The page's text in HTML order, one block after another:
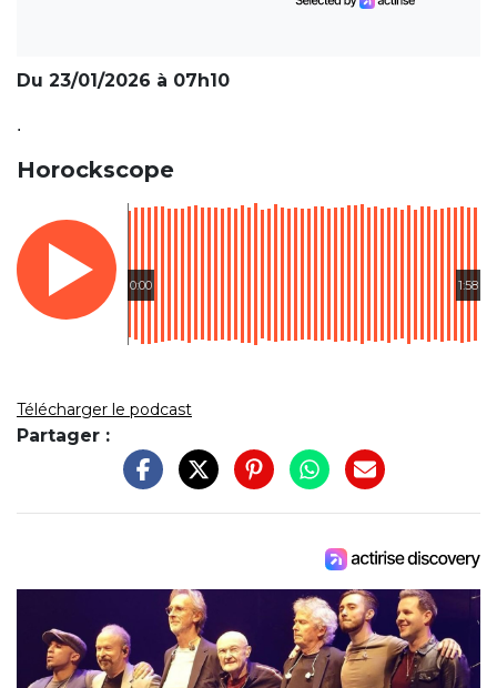
Du 23/01/2026 à 07h10
.
Horockscope
0:00 1:58
Télécharger le podcast
Partager :